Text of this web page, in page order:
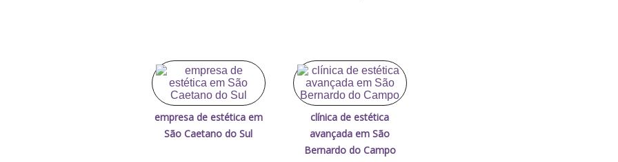
empresa de estética em
São Caetano do Sul
clínica de estética
avançada em São
Bernardo do Campo